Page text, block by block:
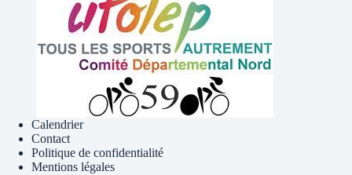
Calendrier
Contact
Politique de confidentialité
Mentions légales